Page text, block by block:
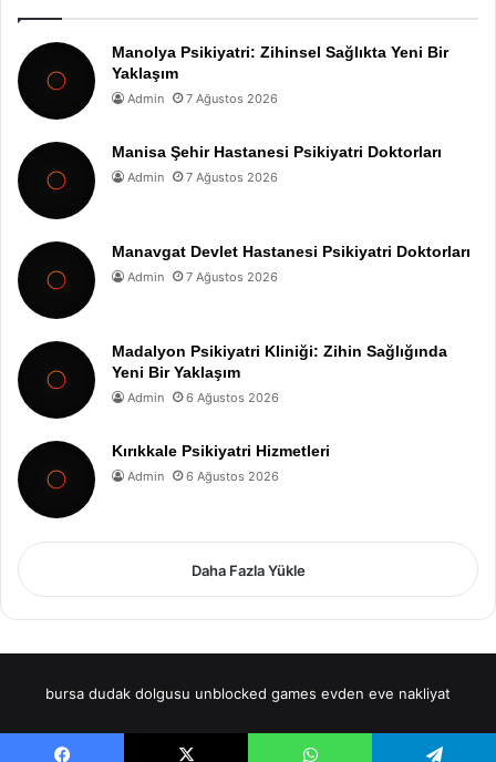
Manolya Psikiyatri: Zihinsel Sağlıkta Yeni Bir
Yaklaşım
Admin 7 Ağustos 2026
Manisa Şehir Hastanesi Psikiyatri Doktorları
Admin 7 Ağustos 2026
Manavgat Devlet Hastanesi Psikiyatri Doktorları
Admin 7 Ağustos 2026
Madalyon Psikiyatri Kliniği: Zihin Sağlığında
Yeni Bir Yaklaşım
Admin 6 Ağustos 2026
Kırıkkale Psikiyatri Hizmetleri
Admin 6 Ağustos 2026
Daha Fazla Yükle
bursa dudak dolgusu unblocked games evden eve nakliyat